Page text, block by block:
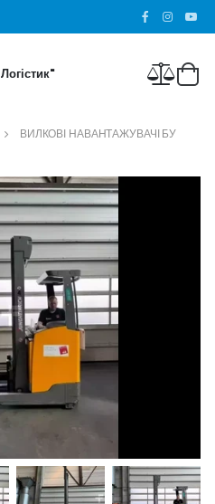
ВИЛКОВІ НАВАНТАЖУВАЧІ БУ